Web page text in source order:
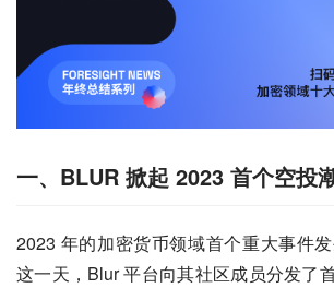
一、BLUR 掀起 2023 首个空投
2023 年的加密货币领域首个重大事件发
这一天，Blur 平台向其社区成员分发了